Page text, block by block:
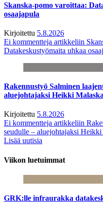
Skanska-pomo varoittaa:
osaajapula
Kirjoitettu 5.8.2026
Ei kommentteja artikkeliin
Datakeskustyömaita uhkaa
Rakennustyö Salminen
aluejohtajaksi Heikki Malaska
Kirjoitettu 5.8.2026
Ei kommentteja artikkeliin
seudulle – aluejohtajaksi Heikki
Lisää uutisia
Viikon luetuimmat
GRK:lle infraurakka